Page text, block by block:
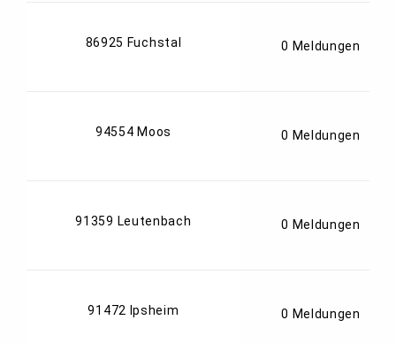
86925 Fuchstal 0 Meldungen
94554 Moos 0 Meldungen
91359 Leutenbach 0 Meldungen
91472 Ipsheim 0 Meldungen